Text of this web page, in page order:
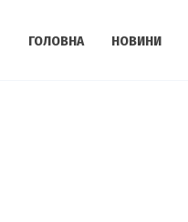
ГОЛОВНА НОВИНИ